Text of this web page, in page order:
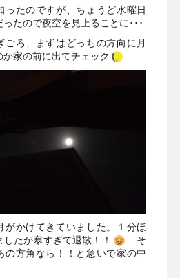
ったのですが、ちょうど水曜日
ったので夜空を見上ることに･･･
ごろ、まずはどっちの方向に月
か家の前に出てチェック
がかけてきていました。１分ほ
したが寒すぎて退散！！
そ
の方角なら！！と急いで家の中